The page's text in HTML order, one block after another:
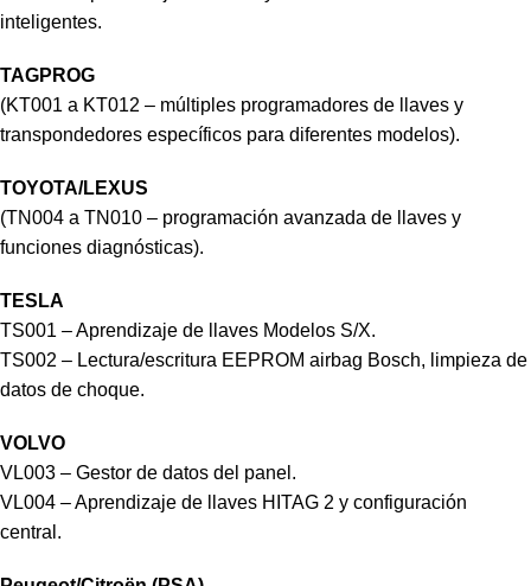
inteligentes.
TAGPROG
(KT001 a KT012 – múltiples programadores de llaves y
transpondedores específicos para diferentes modelos).
TOYOTA/LEXUS
(TN004 a TN010 – programación avanzada de llaves y
funciones diagnósticas).
TESLA
TS001 – Aprendizaje de llaves Modelos S/X.
TS002 – Lectura/escritura EEPROM airbag Bosch, limpieza de
datos de choque.
VOLVO
VL003 – Gestor de datos del panel.
VL004 – Aprendizaje de llaves HITAG 2 y configuración
central.